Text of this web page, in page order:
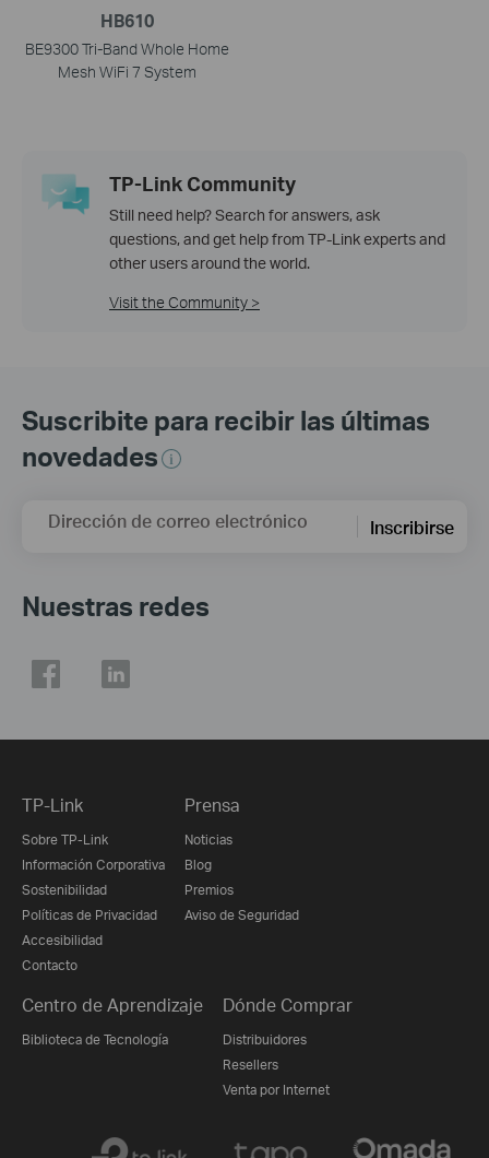
HB610
BE9300 Tri-Band Whole Home
Mesh WiFi 7 System
TP-Link Community
Still need help? Search for answers, ask
questions, and get help from TP-Link experts and
other users around the world.
Visit the Community >
Suscribite para recibir las últimas
novedades
Dirección de correo electrónico Inscribirse
Nuestras redes
TP-Link
Sobre TP-Link
Información Corporativa
Sostenibilidad
Políticas de Privacidad
Accesibilidad
Contacto
Prensa
Noticias
Blog
Premios
Aviso de Seguridad
Centro de Aprendizaje
Biblioteca de Tecnología
Dónde Comprar
Distribuidores
Resellers
Venta por Internet